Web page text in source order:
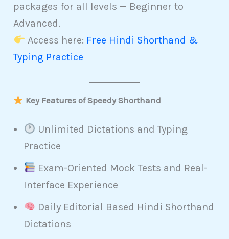
packages for all levels — Beginner to
Advanced.
Access here: Free Hindi Shorthand &
Typing Practice
Key Features of Speedy Shorthand
Unlimited Dictations and Typing
Practice
Exam-Oriented Mock Tests and Real-
Interface Experience
Daily Editorial Based Hindi Shorthand
Dictations